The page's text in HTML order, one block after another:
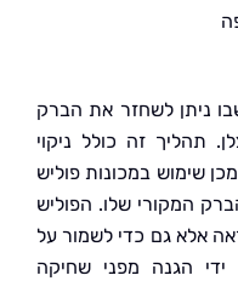
לשחזר את הברק
זה כולל ניקוי
במכונות פוליש
שלו. הפוליש
כדי לשמור על
מפני שחיקה